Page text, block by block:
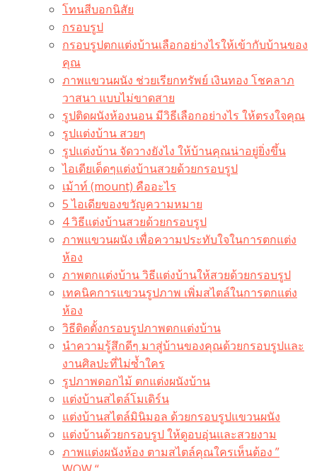
โทนสีบอกนิสัย
กรอบรูป
กรอบรูปตกแต่งบ้านเลือกอย่างไรให้เข้ากับบ้านของ
คุณ
ภาพแขวนผนัง ช่วยเรียกทรัพย์ เงินทอง โชคลาภ
วาสนา แบบไม่ขาดสาย
รูปติดผนังห้องนอน มีวิธีเลือกอย่างไร ให้ตรงใจคุณ
รูปแต่งบ้าน สวยๆ
รูปแต่งบ้าน จัดวางยังไง ให้บ้านคุณน่าอยู่ยิ่งขึ้น
ไอเดียเด็ดๆแต่งบ้านสวยด้วยกรอบรูป
เม้าท์ (mount) คืออะไร​
5 ไอเดียของขวัญความหมาย
4 วิธีแต่งบ้านสวยด้วยกรอบรูป
ภาพแขวนผนัง เพื่อความประทับใจในการตกแต่ง
ห้อง
ภาพตกแต่งบ้าน วิธีแต่งบ้านให้สวยด้วยกรอบรูป
เทคนิคการแขวนรูปภาพ เพิ่มสไตล์ในการตกแต่ง
ห้อง
วิธีติดตั้งกรอบรูปภาพตกแต่งบ้าน
นำความรู้สึกดีๆ มาสู่บ้านของคุณด้วยกรอบรูปและ
งานศิลปะที่ไม่ซ้ำใคร
รูปภาพดอกไม้ ตกแต่งผนังบ้าน
แต่งบ้านสไตล์โมเดิร์น
แต่งบ้านสไตล์มินิมอล ด้วยกรอบรูปแขวนผนัง
แต่งบ้านด้วยกรอบรูป ให้ดูอบอุ่นและสวยงาม
ภาพแต่งผนังห้อง ตามสไตล์คุณใครเห็นต้อง ”